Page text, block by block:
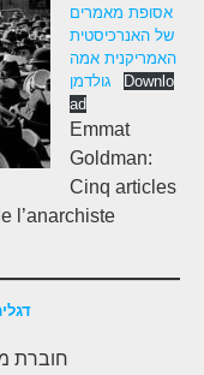
אסופת מאמרים
של האנרכיסטית
האמריקנית אמה
גולדמן
Downlo
ad
Emmat
Goldman:
Cinq articles
l’anarchiste
חוברת